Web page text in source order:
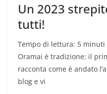
Un 2023
tutti!
Tempo di lettura: 5 minuti
Oramai è tradizione: il
racconta come è andato
blog e vi